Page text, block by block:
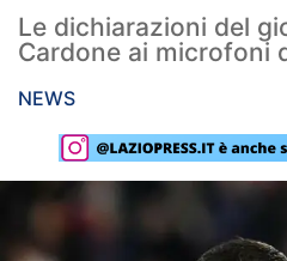
Primavera
Calciomercato
Lazio Women
Social
Le dichiarazioni del
Cardone ai microfoni
NEWS